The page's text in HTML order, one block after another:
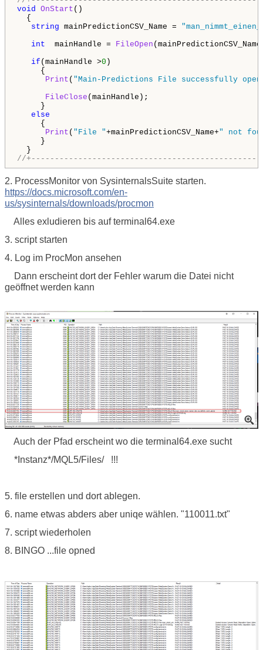
void OnStart ()
{
string mainPredictionCSV_Name =
int mainHandle = FileOpen
if (mainHandle >0 )
{
Print ( "Main-Predictions File successfully
FileClose (mainHandle);
}
else
{
Print ( "File "+mainPredictionCSV_Name+" not
}
//
2. ProcessMonitor von SysinternalsSuite starten.
https://docs.microsoft.com/en-
us/sysinternals/downloads/procmon
Alles exludieren bis auf terminal64.exe
3. script starten
4. Log im ProcMon ansehen
Dann erscheint dort der Fehler warum die Datei nicht
geöffnet werden kann
Auch der Pfad erscheint wo die terminal64.exe sucht
*Instanz*/MQL5/Files/ !!!
5. file erstellen und dort ablegen.
6. name etwas abders aber uniqe wählen. "110011.txt"
7. script wiederholen
8. BINGO ...file opned